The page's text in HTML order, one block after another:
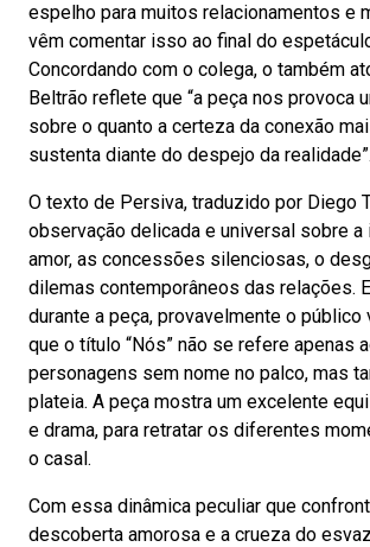
espelho para muitos relacionamentos e
vêm comentar isso ao final do
Concordando com o colega, o também
Beltrão reflete que “a peça nos provoca
sobre o quanto a certeza da conexão
sustenta diante do despejo da realidade”.
O texto de Persiva, traduzido por Diego
observação delicada e universal sobre
amor, as concessões silenciosas, o
dilemas contemporâneos das relações.
durante a peça, provavelmente o público
que o título “Nós” não se refere apenas
personagens sem nome no palco, mas
plateia. A peça mostra um excelente
e drama, para retratar os diferentes
o casal.
Com essa dinâmica peculiar que
descoberta amorosa e a crueza do